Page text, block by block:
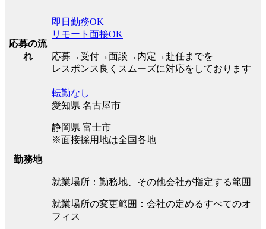
応募の流
れ
即日勤務OK
リモート面接OK
応募→受付→面談→内定→赴任までを
レスポンス良くスムーズに対応をしております
勤務地
転勤なし
愛知県 名古屋市
静岡県 富士市
※面接採用地は全国各地
就業場所：勤務地、その他会社が指定する範囲
就業場所の変更範囲：会社の定めるすべてのオ
フィス